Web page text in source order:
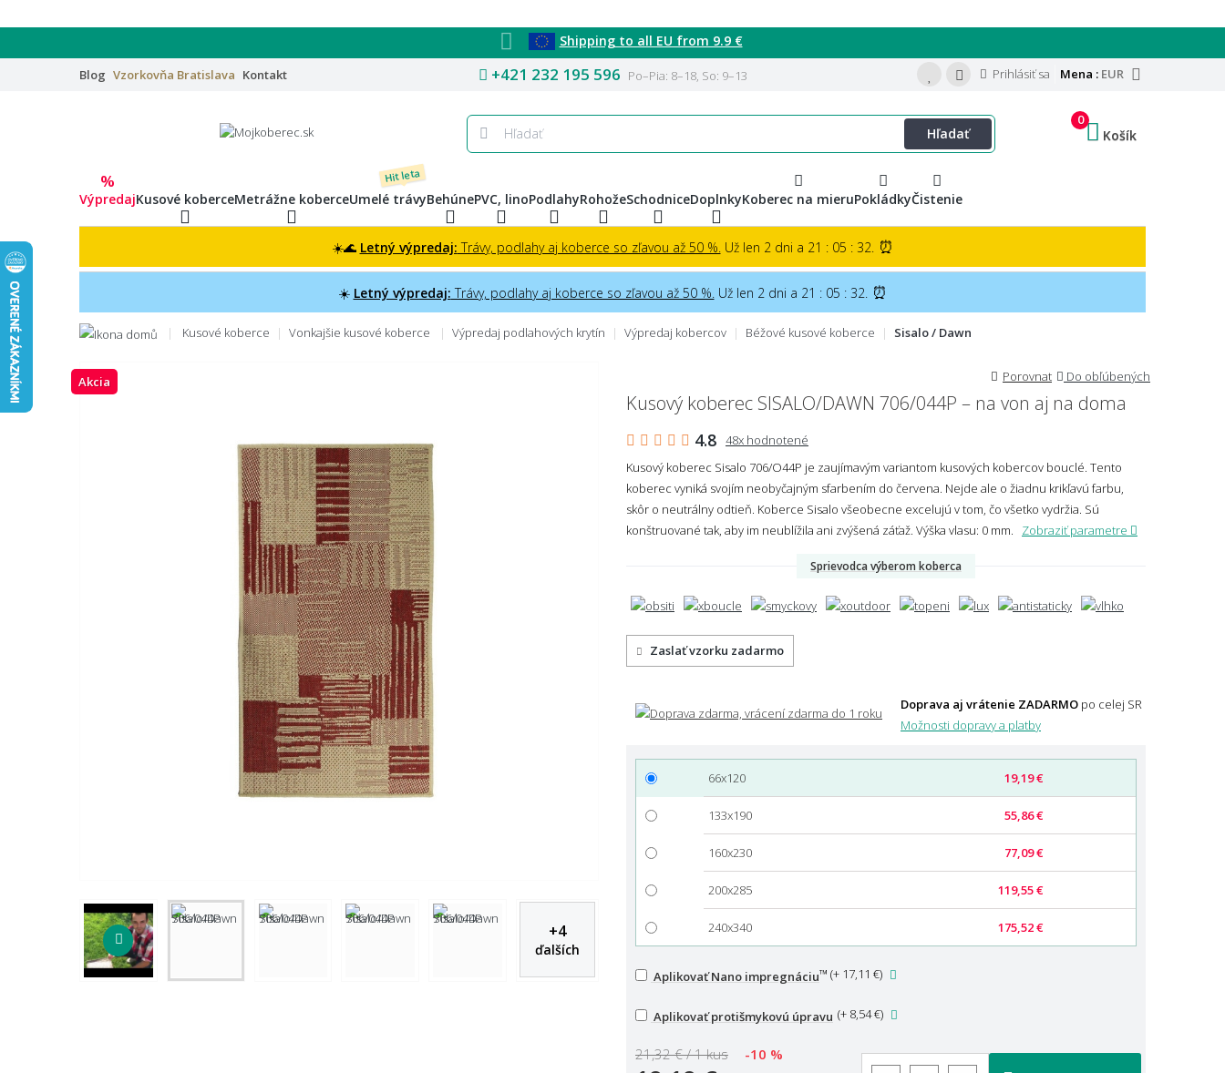
Shipping to all EU from 9.9 €
Blog Vzorkovňa Bratislava Kontakt +421 232 195 596 Po–Pia: 8–18, So: 9–13 Mena : EUR
Prihlásiť sa
Hľadať
0
Košík
%
VýpredajKusové koberceMetrážne koberce
Hit leta
Umelé trávyBehúnePVC, linoPodlahyRohožeSchodniceDoplnkyKoberec na mieruPokládkyČistenie
☀️🌊 Letný výpredaj: Trávy, podlahy aj koberce so zľavou až 50 %. Už len 2 dni a 21 : 05 : 30. ⏰
☀️ Letný výpredaj: Trávy, podlahy aj koberce so zľavou až 50 %. Už len 2 dni a 21 : 05 : 30. ⏰
Kusové koberce Vonkajšie kusové koberce Výpredaj podlahových krytín Výpredaj kobercov Béžové kusové koberce Sisalo / Dawn
Porovnat Do obľúbených
Akcia
+4
ďalších
Kusový koberec SISALO/DAWN 706/044P – na von aj na doma
4.8 48x hodnotené
Kusový koberec Sisalo 706/O44P je zaujímavým variantom kusových kobercov bouclé. Tento
koberec vyniká svojím neobyčajným sfarbením do červena. Nejde ale o žiadnu krikľavú farbu,
skôr o neutrálny odtieň. Koberce Sisalo všeobecne excelujú v tom, čo všetko vydržia. Sú
konštruované tak, aby im neublížila ani zvýšená záťaž. Výška vlasu: 0 mm. Zobraziť parametre
Sprievodca výberom koberca
Zaslať vzorku zadarmo
Doprava aj vrátenie ZADARMO po celej SR
Možnosti dopravy a platby
66x120 19,19 €
133x190 55,86 €
160x230 77,09 €
200x285 119,55 €
240x340 175,52 €
Aplikovať Nano impregnáciu™ (+ 17,11 €)
Aplikovať protišmykovú úpravu (+ 8,54 €)
21,32 € / 1 kus -10 %